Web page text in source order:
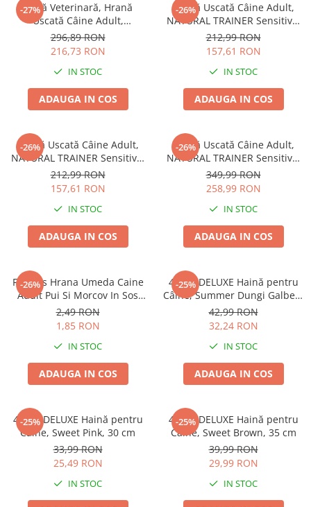
-27%
Dietă Veterinară, Hrană
Uscată Câine Adult,
EXCLUSION Intestinal, Talie
Mică, Porc și Orez, 7kg
296,89 RON
216,73 RON
IN STOC
ADAUGA IN COS
-26%
Hrană Uscată Câine Adult,
NATURAL TRAINER Sensitive,
Talie Mică, Prosciutto Crudo,
7kg
212,99 RON
157,61 RON
IN STOC
ADAUGA IN COS
-26%
Hrană Uscată Câine Adult,
NATURAL TRAINER Sensitive,
Talie Mică, Vită și Orez, 7kg
212,99 RON
157,61 RON
IN STOC
ADAUGA IN COS
-26%
Hrană Uscată Câine Adult,
NATURAL TRAINER Sensitive,
Fără Gluten, Talie
Medie/Mare, Rață, 12kg
349,99 RON
258,99 RON
IN STOC
ADAUGA IN COS
-26%
Friskies Hrana Umeda Caine
Adult Pui Si Morcov In Sos
100g
2,49 RON
1,85 RON
IN STOC
ADAUGA IN COS
-25%
4DOG DELUXE Haină pentru
Câine, Summer Dungi Galben,
35 cm
42,99 RON
32,24 RON
IN STOC
ADAUGA IN COS
-25%
4DOG DELUXE Haină pentru
Câine, Sweet Pink, 30 cm
33,99 RON
25,49 RON
IN STOC
-25%
4DOG DELUXE Haină pentru
Câine, Sweet Brown, 35 cm
39,99 RON
29,99 RON
IN STOC